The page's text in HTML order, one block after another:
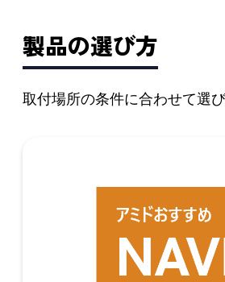
製品の選び方
取付場所の条件に合わせて選び